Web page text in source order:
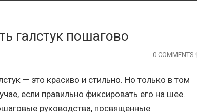
галстук пошагово
0 COMMENTS
— это красиво и стильно. Но только в том
если правильно фиксировать его на шее.
руководства, посвященные